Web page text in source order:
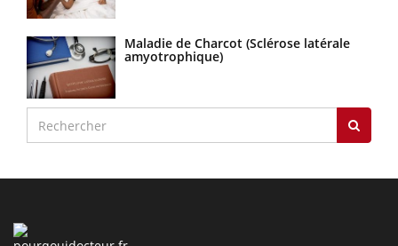
Maladie de Charcot (Sclérose latérale
amyotrophique)